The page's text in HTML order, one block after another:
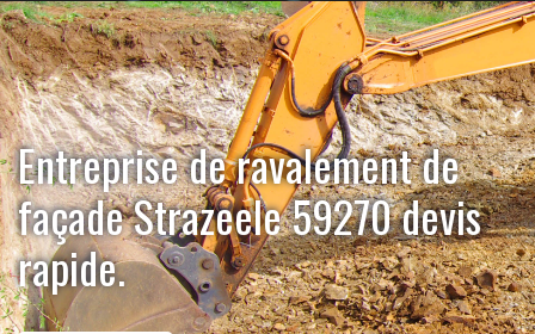
Entreprise de ravalement de
façade Strazeele 59270 devis
rapide.